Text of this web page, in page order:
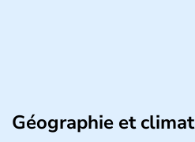
Géographie et climat